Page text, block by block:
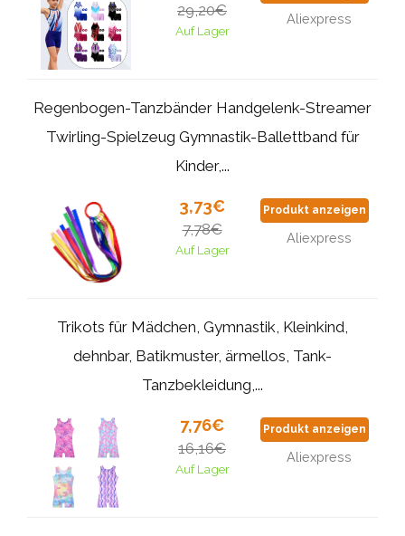
29,20€
Auf Lager
Aliexpress
Regenbogen-Tanzbänder Handgelenk-Streamer
Twirling-Spielzeug Gymnastik-Ballettband für
Kinder,...
3,73€
7,78€
Auf Lager
Produkt anzeigen
Aliexpress
Trikots für Mädchen, Gymnastik, Kleinkind,
dehnbar, Batikmuster, ärmellos, Tank-
Tanzbekleidung,...
7,76€
16,16€
Auf Lager
Produkt anzeigen
Aliexpress